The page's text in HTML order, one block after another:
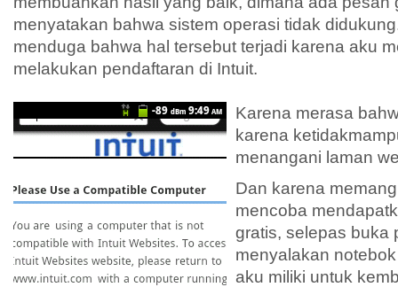
menyatakan bahwa sistem operasi tidak
menduga bahwa hal tersebut terjadi karena aku
melakukan pendaftaran di Intuit.
Karena merasa
karena
menangani laman
Dan karena
mencoba
gratis, selepas buka
menyalakan
aku miliki untuk